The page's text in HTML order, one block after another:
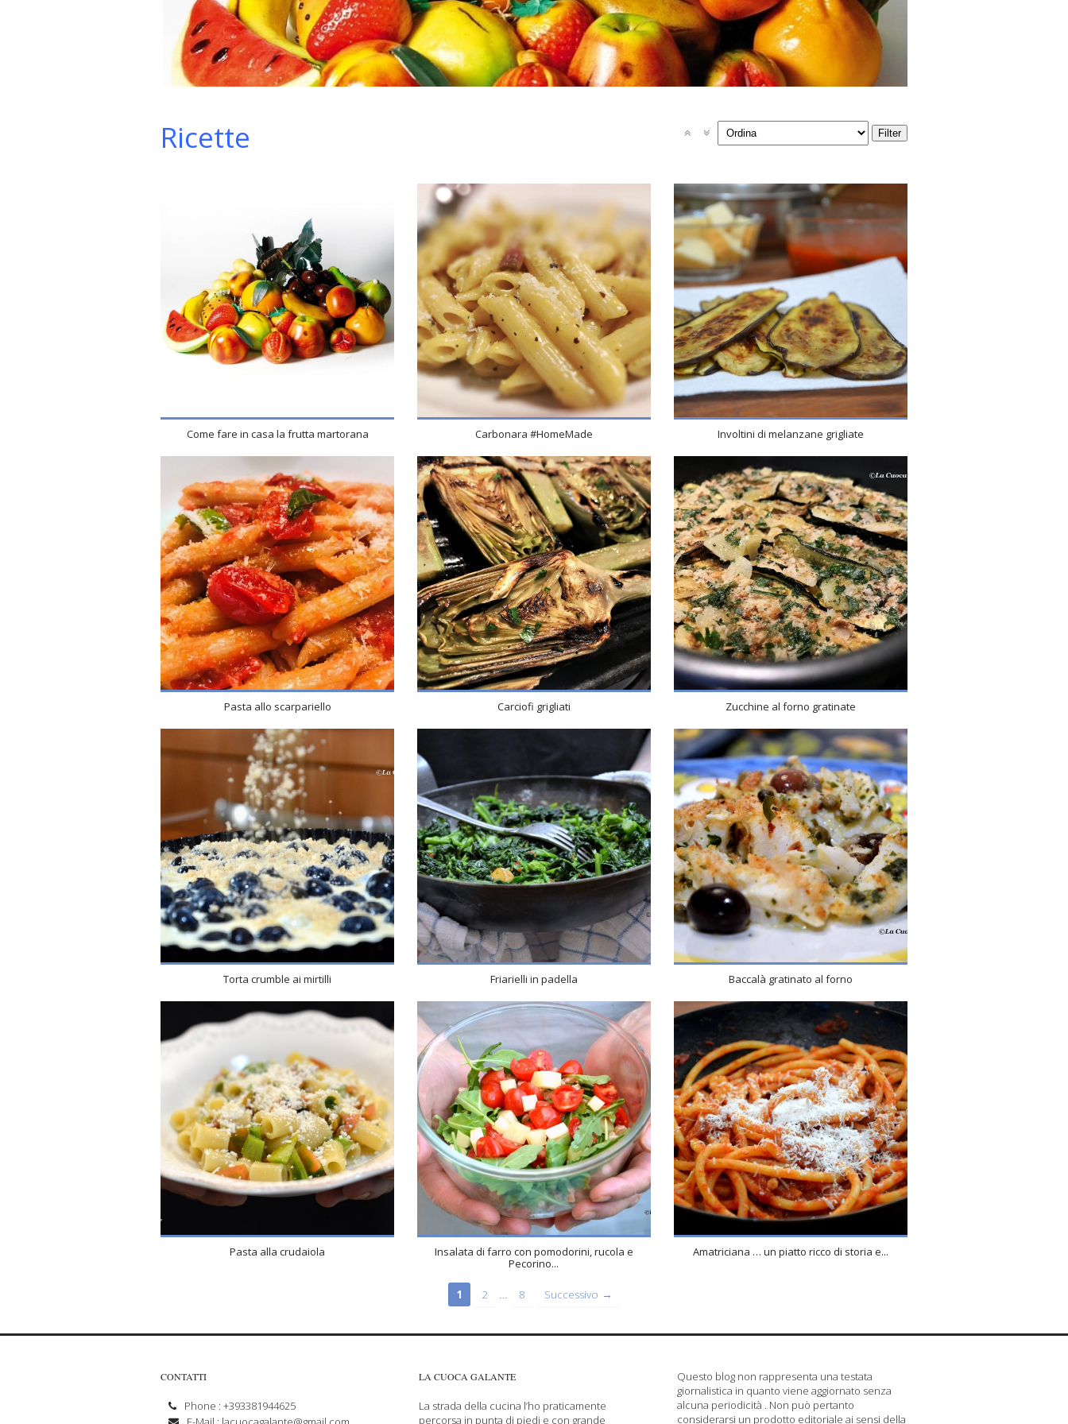
Ricette
Come fare in casa la frutta martorana Carbonara #HomeMade Involtini di melanzane grigliate
Pasta allo scarpariello Carciofi grigliati Zucchine al forno gratinate
Torta crumble ai mirtilli
4
4
15 Min
Friarielli in padella
4
4
10 Min
Baccalà gratinato al forno
Pasta alla crudaiola
Insalata di farro con pomodorini, rucola e
Pecorino...
Amatriciana … un piatto ricco di storia e...
1 2 … 8 Successivo →
CONTATTI
Phone : +393381944625
LA CUOCA GALANTE
La strada della cucina l’ho praticamente
percorsa in punta di piedi e con grande
Questo blog non rappresenta una testata
giornalistica in quanto viene aggiornato senza
alcuna periodicità . Non può pertanto
considerarsi un prodotto editoriale ai sensi della